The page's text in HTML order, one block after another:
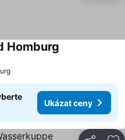
Homburg
Ukázat ceny